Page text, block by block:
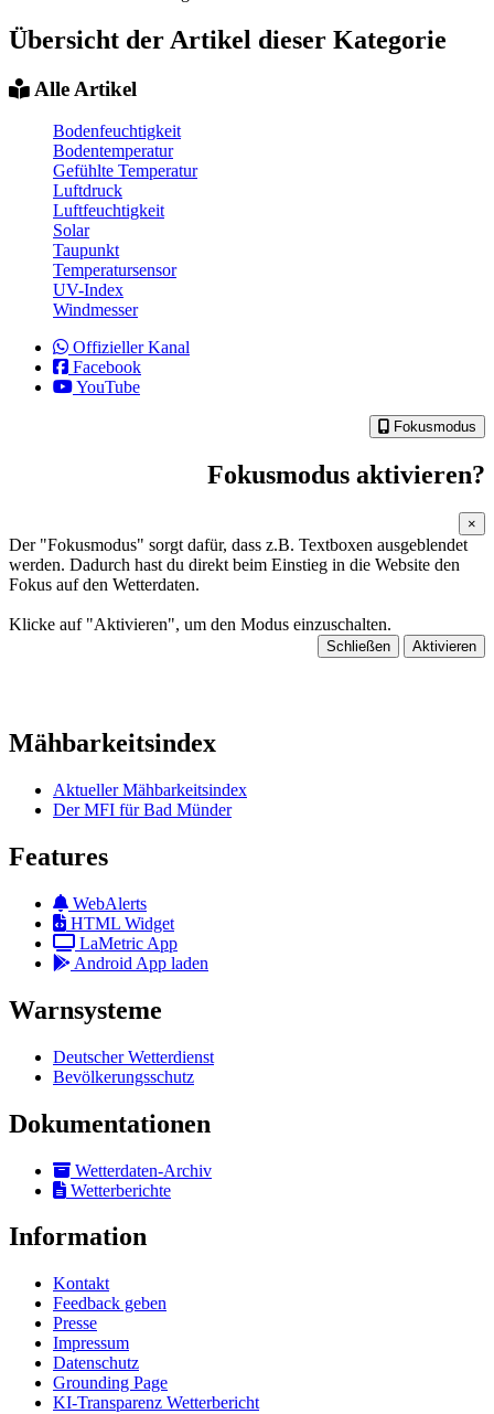
Übersicht der Artikel dieser Kategorie
Alle Artikel
Bodenfeuchtigkeit
Bodentemperatur
Gefühlte Temperatur
Luftdruck
Luftfeuchtigkeit
Solar
Taupunkt
Temperatursensor
UV-Index
Windmesser
Offizieller Kanal
Facebook
YouTube
Fokusmodus
Fokusmodus aktivieren?
×
Der "Fokusmodus" sorgt dafür, dass z.B. Textboxen ausgeblendet
werden. Dadurch hast du direkt beim Einstieg in die Website den
Fokus auf den Wetterdaten.
Klicke auf "Aktivieren", um den Modus einzuschalten.
Schließen Aktivieren
Mähbarkeitsindex
Aktueller Mähbarkeitsindex
Der MFI für Bad Münder
Features
WebAlerts
HTML Widget
LaMetric App
Android App laden
Warnsysteme
Deutscher Wetterdienst
Bevölkerungsschutz
Dokumentationen
Wetterdaten-Archiv
Wetterberichte
Information
Kontakt
Feedback geben
Presse
Impressum
Datenschutz
Grounding Page
KI-Transparenz Wetterbericht